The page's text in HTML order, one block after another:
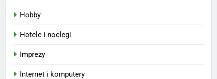
Hobby
Hotele i noclegi
Imprezy
Internet i komputery